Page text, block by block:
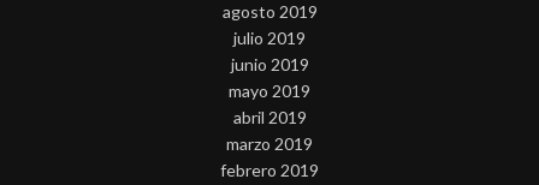
agosto 2019
julio 2019
junio 2019
mayo 2019
abril 2019
marzo 2019
febrero 2019